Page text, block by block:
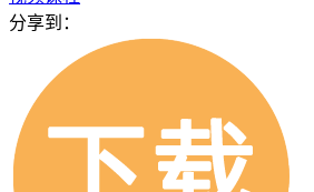
分享到：